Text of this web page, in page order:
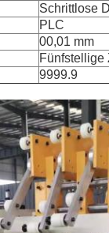
Schrittlose
PLC
00,01 mm
Fünfstellige
9999.9